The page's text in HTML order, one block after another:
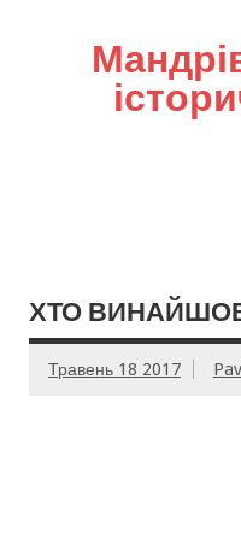
ХТО
Травень 18 2017